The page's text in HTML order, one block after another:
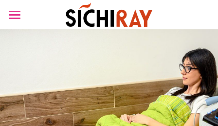
首页
BLOG
商品分类